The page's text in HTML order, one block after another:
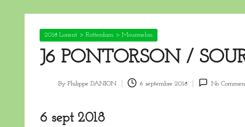
Posted
in
2018 Lorient > Rotterdam > Mourmelon
J6 PONTORSON /
By Philippe DANION 6 septembre 2018 No
6 sept 2018